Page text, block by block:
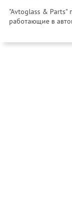
"Avtoglass & Parts"
работающие в